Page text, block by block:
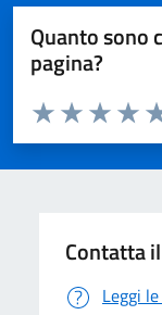
Quanto sono
pagina?
Domanda
Valuta da 1 a 5 stelle
Valuta 3
Valuta 2
Valuta 1 stelle
Contatta
Leggi